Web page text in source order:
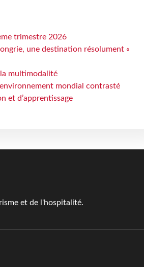
trimestre 2026
une destination résolument «
multimodalité
mondial contrasté
et d’apprentissage
et de l'hospitalité.